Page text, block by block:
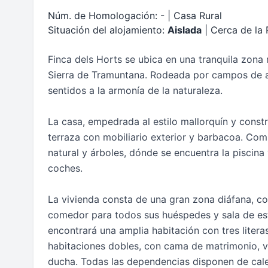
Núm. de Homologación: - | Casa Rural
Situación del alojamiento: Aislada | Cerca de la
Finca dels Horts se ubica en una tranquila
Sierra de Tramuntana. Rodeada por campos
sentidos a la armonía de la naturaleza.
La casa, empedrada al estilo mallorquín y
terraza con mobiliario exterior y barbacoa.
natural y árboles, dónde se encuentra la
coches.
La vivienda consta de una gran zona diáfana,
comedor para todos sus huéspedes y sala de
encontrará una amplia habitación con tres
habitaciones dobles, con cama de matrimonio,
ducha. Todas las dependencias disponen de